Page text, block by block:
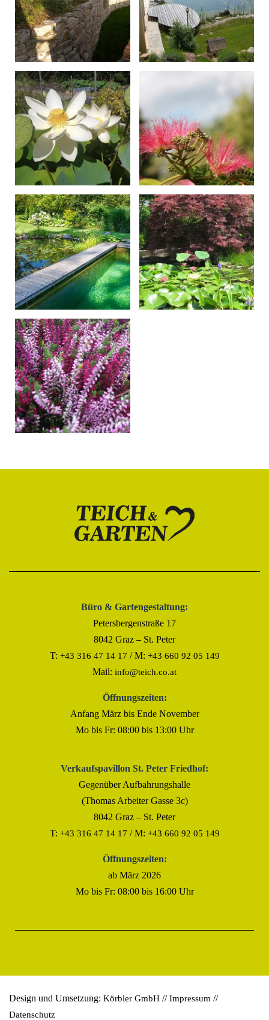
Büro & Gartengestaltung:
Petersbergenstraße 17
8042 Graz – St. Peter
T: +43 316 47 14 17 / M: +43 660 92 05 149
Mail: info@teich.co.at
Öffnungszeiten:
Anfang März bis Ende November
Mo bis Fr: 08:00 bis 13:00 Uhr
Verkaufspavillon St. Peter Friedhof:
Gegenüber Aufbahrungshalle
(Thomas Arbeiter Gasse 3c)
8042 Graz – St. Peter
T: +43 316 47 14 17 / M: +43 660 92 05 149
Öffnungszeiten:
ab März 2026
Mo bis Fr: 08:00 bis 16:00 Uhr
Design und Umsetzung: Körbler GmbH //Impressum //
Datenschutz